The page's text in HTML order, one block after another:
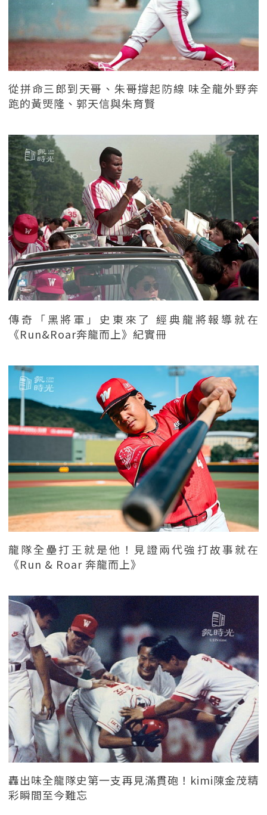
從拼命三郎到天哥、朱哥撐起防線 味全龍外野奔
跑的黃煚隆、郭天信與朱育賢
傳奇「黑將軍」史東來了 經典龍將報導就在
《Run&Roar奔龍而上》紀實冊
龍隊全壘打王就是他！見證兩代強打故事就在
《Run & Roar 奔龍而上》
轟出味全龍隊史第一支再見滿貫砲！kimi陳金茂精
彩瞬間至今難忘